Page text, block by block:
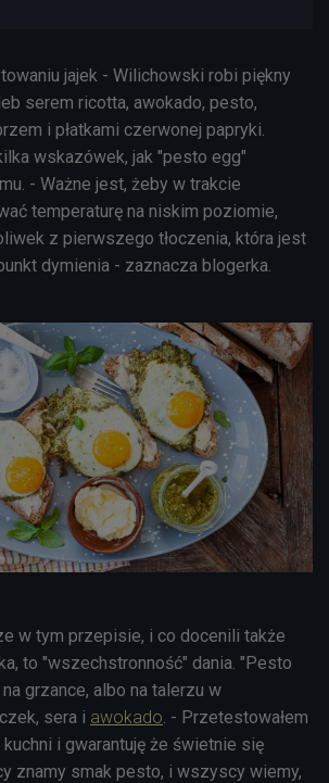
jajek - Wilichowski robi piękny
serem ricotta, awokado, pesto,
i płatkami czerwonej papryki.
wskazówek, jak "pesto egg"
- Ważne jest, żeby w trakcie
temperaturę na niskim poziomie,
z pierwszego tłoczenia, która jest
dymienia - zaznacza blogerka.
w tym przepisie, i co docenili także
to "wszechstronność" dania. "Pesto
grzance, albo na talerzu w
sera i awokado . - Przetestowałem
i gwarantuję że świetnie się
znamy smak pesto, i wszyscy wiemy,